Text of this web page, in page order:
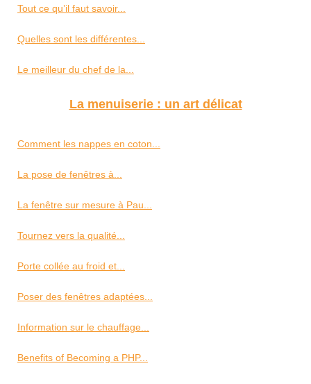
Tout ce qu’il faut savoir...
Quelles sont les différentes...
Le meilleur du chef de la...
La menuiserie : un art délicat
Comment les nappes en coton...
La pose de fenêtres à...
La fenêtre sur mesure à Pau...
Tournez vers la qualité...
Porte collée au froid et...
Poser des fenêtres adaptées...
Information sur le chauffage...
Benefits of Becoming a PHP...